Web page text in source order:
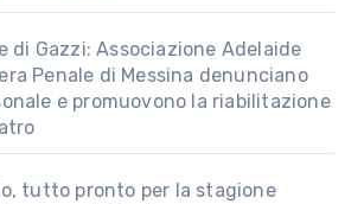
di Gazzi: Associazione Adelaide
Penale di Messina denunciano
e promuovono la riabilitazione
tutto pronto per la stagione